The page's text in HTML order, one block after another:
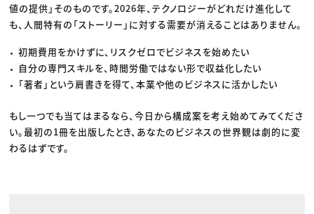
値の提供」そのものです。2026年、テクノロジーがどれだけ進化して
も、人間特有の「ストーリー」に対する需要が消えることはありません。
初期費用をかけずに、リスクゼロでビジネスを始めたい
自分の専門スキルを、時間労働ではない形で収益化したい
「著者」という肩書きを得て、本業や他のビジネスに活かしたい
もし一つでも当てはまるなら、今日から構成案を考え始めてみてくださ
い。最初の1冊を出版したとき、あなたのビジネスの世界観は劇的に変
わるはずです。